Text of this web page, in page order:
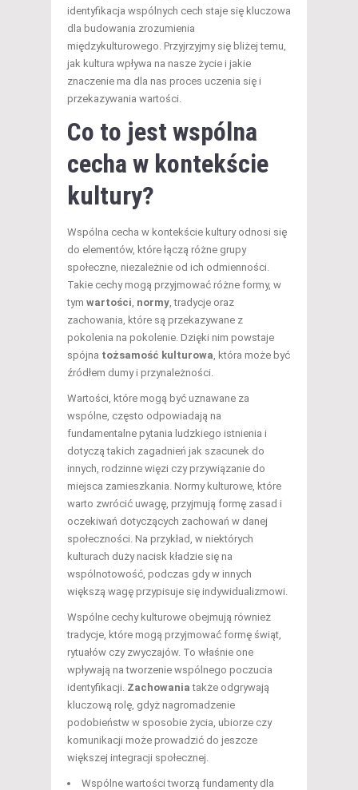
identyfikacja wspólnych cech staje się kluczowa
dla budowania zrozumienia
międzykulturowego. Przyjrzyjmy się bliżej temu,
jak kultura wpływa na nasze życie i jakie
znaczenie ma dla nas proces uczenia się i
przekazywania wartości.
Co to jest wspólna
cecha w kontekście
kultury?
Wspólna cecha w kontekście kultury odnosi się
do elementów, które łączą różne grupy
społeczne, niezależnie od ich odmienności.
Takie cechy mogą przyjmować różne formy, w
tym wartości normy , tradycje oraz
zachowania, które są przekazywane z
pokolenia na pokolenie. Dzięki nim powstaje
spójna tożsamość kulturowa , która może być
źródłem dumy i przynależności.
Wartości, które mogą być uznawane za
wspólne, często odpowiadają na
fundamentalne pytania ludzkiego istnienia i
dotyczą takich zagadnień jak szacunek do
innych, rodzinne więzi czy przywiązanie do
miejsca zamieszkania. Normy kulturowe, które
warto zwrócić uwagę, przyjmują formę zasad i
oczekiwań dotyczących zachowań w danej
społeczności. Na przykład, w niektórych
kulturach duży nacisk kładzie się na
wspólnotowość, podczas gdy w innych
większą wagę przypisuje się indywidualizmowi.
Wspólne cechy kulturowe obejmują również
tradycje, które mogą przyjmować formę świąt,
rytuałów czy zwyczajów. To właśnie one
wpływają na tworzenie wspólnego poczucia
identyfikacji. Zachowania także odgrywają
kluczową rolę, gdyż nagromadzenie
podobieństw w sposobie życia, ubiorze czy
komunikacji może prowadzić do jeszcze
większej integracji społecznej.
Wspólne wartości tworzą fundamenty dla